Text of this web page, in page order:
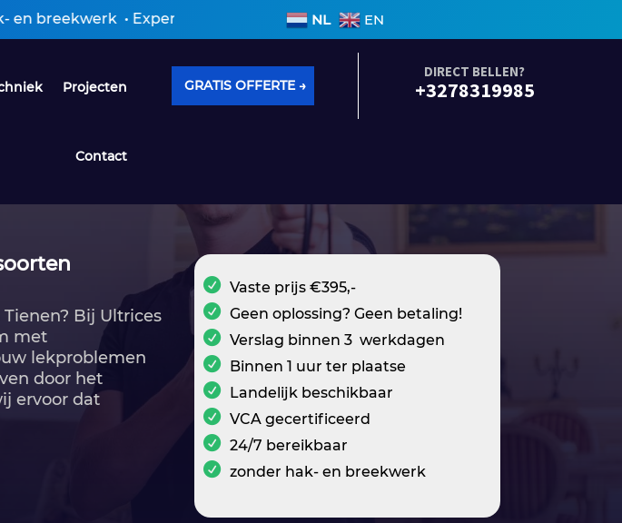
• Expertiseverslag ontvangen binnen 3 werkdagen • Geen voorrijkosten • Alle
NL EN
Projecten
Contact
GRATIS OFFERTE →
DIRECT BELLEN?
+3278319985
Bij Ultrices
met
lekproblemen
door het
ervoor dat
Vaste prijs €395,-
Geen oplossing? Geen betaling!
Verslag binnen 3 werkdagen
Binnen 1 uur ter plaatse
Landelijk beschikbaar
VCA gecertificeerd
24/7 bereikbaar
zonder hak- en breekwerk